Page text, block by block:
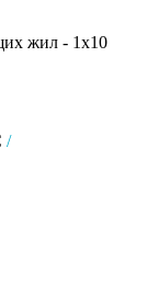
жил - 1х10
/